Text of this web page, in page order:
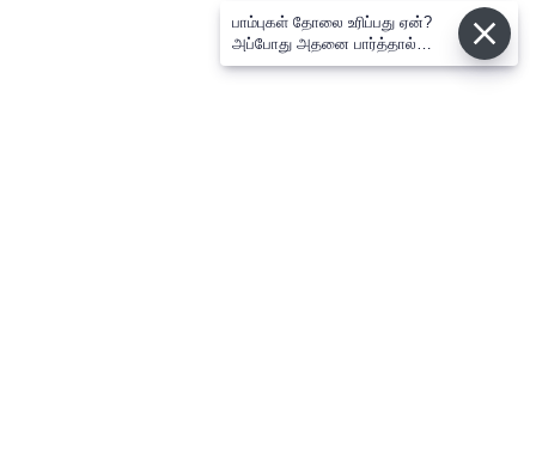
பாம்புகள் தோலை உரிப்பது ஏன்?
அப்போது அதனை பார்த்தால்
பழிவாங்குமா?